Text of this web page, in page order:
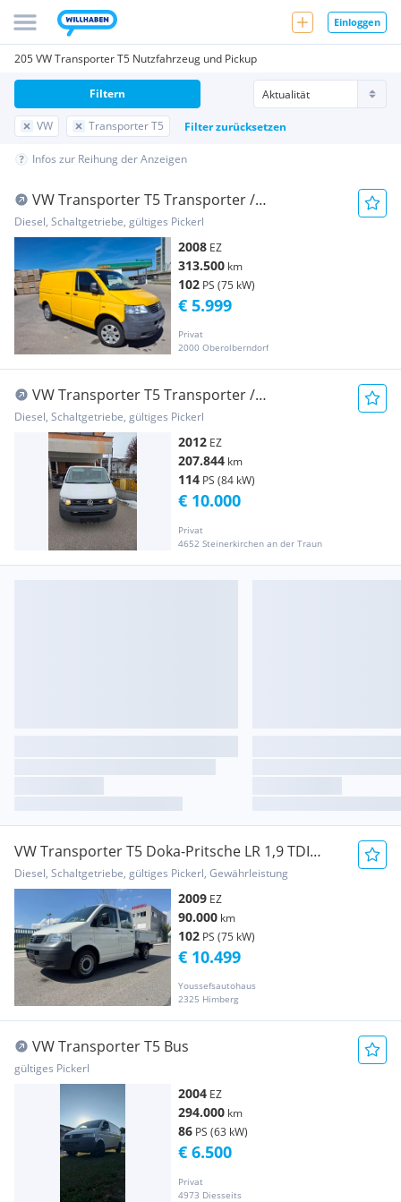
Einloggen
205 VW Transporter T5 Nutzfahrzeug und Pickup
VW Transporter T5 Filter zurücksetzen
Filtern
Infos zur Reihung der Anzeigen
VW Transporter T5 Transporter /
Kastenwagen
Diesel, Schaltgetriebe, gültiges Pickerl
2008 EZ
313.500 km
102 PS (75 kW)
Privat
2000 Oberolberndorf
€ 5.999
VW Transporter T5 Transporter /
Kastenwagen
Diesel, Schaltgetriebe, gültiges Pickerl
2012 EZ
207.844 km
114 PS (84 kW)
Privat
4652 Steinerkirchen an der Traun
€ 10.000
VW Transporter T5 Doka-Pritsche LR 1,9 TDI
Pritsche
Diesel, Schaltgetriebe, gültiges Pickerl, Gewährleistung
2009 EZ
90.000 km
102 PS (75 kW)
Youssefsautohaus
2325 Himberg
€ 10.499
VW Transporter T5 Bus
gültiges Pickerl
2004 EZ
294.000 km
86 PS (63 kW)
Privat
4973 Diesseits
€ 6.500